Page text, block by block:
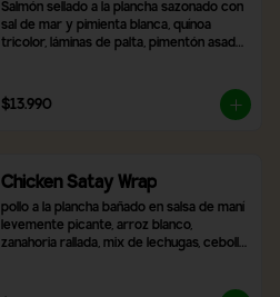
Salmón sellado a la plancha sazonado con
sal de mar y pimienta blanca, quínoa
tricolor, láminas de palta, pimentón asado,
$13.990
Chicken Satay Wrap
pollo a la plancha bañado en salsa de maní
levemente picante, arroz blanco,
zanahoria rallada, mix de lechugas, cebolla